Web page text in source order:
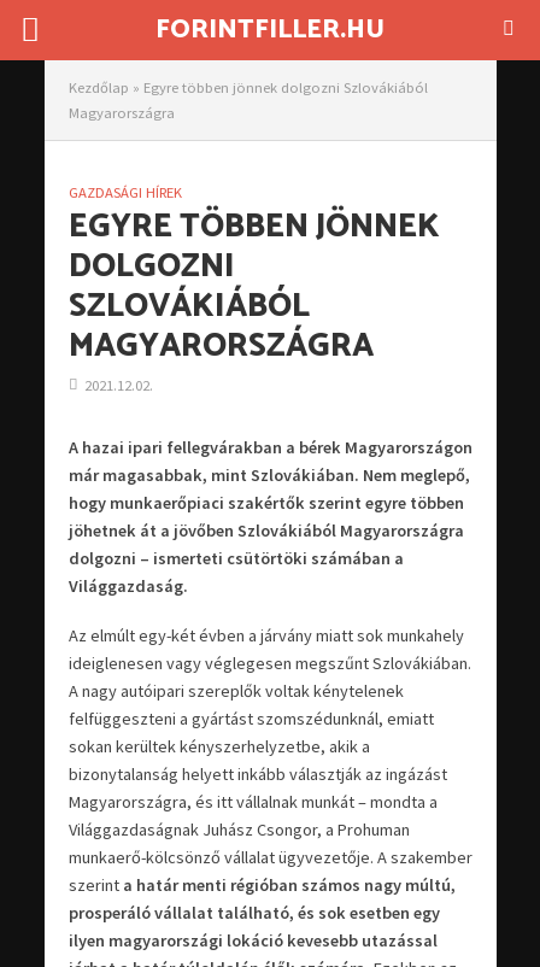
FORINTFILLER.HU
Kezdőlap » Egyre többen jönnek dolgozni Szlovákiából
Magyarországra
GAZDASÁGI HÍREK
EGYRE TÖBBEN JÖNNEK
DOLGOZNI
SZLOVÁKIÁBÓL
MAGYARORSZÁGRA
2021.12.02.
A hazai ipari fellegvárakban a bérek Magyarországon
már magasabbak, mint Szlovákiában. Nem meglepő,
hogy munkaerőpiaci szakértők szerint egyre többen
jöhetnek át a jövőben Szlovákiából Magyarországra
dolgozni – ismerteti csütörtöki számában a
Világgazdaság.
Az elmúlt egy-két évben a járvány miatt sok munkahely
ideiglenesen vagy véglegesen megszűnt Szlovákiában.
A nagy autóipari szereplők voltak kénytelenek
felfüggeszteni a gyártást szomszédunknál, emiatt
sokan kerültek kényszerhelyzetbe, akik a
bizonytalanság helyett inkább választják az ingázást
Magyarországra, és itt vállalnak munkát – mondta a
Világgazdaságnak Juhász Csongor, a Prohuman
munkaerő-kölcsönző vállalat ügyvezetője. A szakember
szerint a határ menti régióban számos nagy múltú,
prosperáló vállalat található, és sok esetben egy
ilyen magyarországi lokáció kevesebb utazással